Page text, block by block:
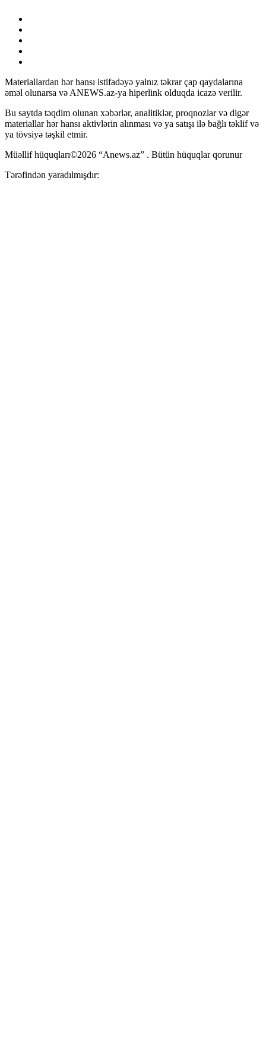
Materiallardan hər hansı istifadəyə yalnız təkrar çap qaydalarına
əməl olunarsa və ANEWS.az-ya hiperlink olduqda icazə verilir.
Bu saytda təqdim olunan xəbərlər, analitiklər, proqnozlar və digər
materiallar hər hansı aktivlərin alınması və ya satışı ilə bağlı təklif və
ya tövsiyə təşkil etmir.
Müəllif hüquqları©2026 “Anews.az” . Bütün hüquqlar qorunur
Tərəfindən yaradılmışdır: